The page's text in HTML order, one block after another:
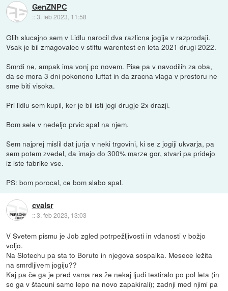
GenZNPC
::3. feb 2023, 11:58
Glih slucajno sem v Lidlu narocil dva razlicna jogija v razprodaji.
Vsak je bil zmagovalec v stiftu warentest en leta 2021 drugi 2022.
Smrdi ne, ampak ima vonj po novem. Pise pa v navodilih za oba,
da se mora 3 dni pokoncno luftat in da zracna vlaga v prostoru ne
sme biti visoka.
Pri lidlu sem kupil, ker je bil isti jogi drugje 2x drazji.
Bom sele v nedeljo prvic spal na njem.
Sem najprej mislil dat jurja v neki trgovini, ki se z jogiji ukvarja, pa
sem potem zvedel, da imajo do 300% marze gor, stvari pa pridejo
iz iste fabrike vse.
PS: bom porocal, ce bom slabo spal.
cvalsr
::3. feb 2023, 13:03
V Svetem pismu je Job zgled potrpežljivosti in vdanosti v božjo
voljo.
Na Slotechu pa sta to Boruto in njegova sospalka. Mesece ležita
na smrdljivem jogiju??
Kaj pa če ga je pred vama res že nekaj ljudi testiralo po pol leta (in
so ga v štacuni samo lepo na novo zapakirali); zadnji med njimi pa